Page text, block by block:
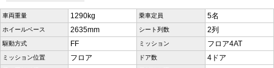
車両重量 1290kg 乗車定員 5名
ホイールベース 2635mm シート列数 2列
駆動方式 FF ミッション フロア4AT
ミッション位置 フロア ドア数 4ドア